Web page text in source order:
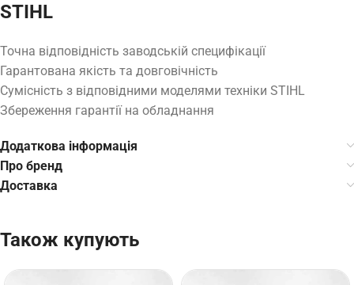
STIHL
Точна відповідність заводській специфікації
Гарантована якість та довговічність
Сумісність з відповідними моделями техніки STIHL
Збереження гарантії на обладнання
Додаткова інформація
Про бренд
Доставка
Також купують